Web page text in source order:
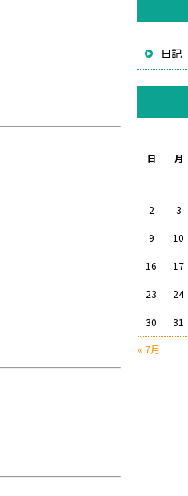
日記
日 月
« 7月
2 3
9 10
16 17
23 24
30 31